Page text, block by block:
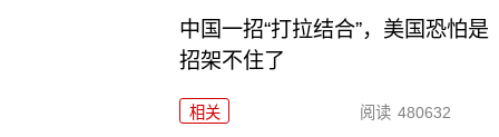
中国一招“打拉结合”，美国恐怕是
招架不住了
相关 阅读 480632